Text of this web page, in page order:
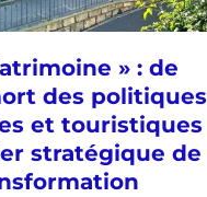
» : de
des politiques
et touristiques
stratégique de